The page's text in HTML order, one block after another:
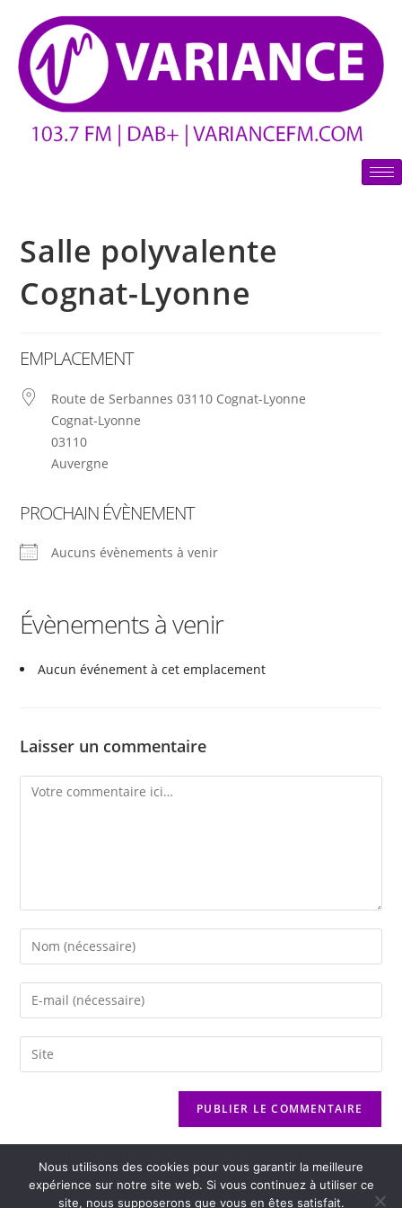
Salle polyvalente
Cognat-Lyonne
EMPLACEMENT
Route de Serbannes 03110 Cognat-Lyonne
Cognat-Lyonne
03110
Auvergne
PROCHAIN ÉVÈNEMENT
Aucuns évènements à venir
Évènements à venir
Aucun événement à cet emplacement
Laisser un commentaire
Nous utilisons des cookies pour vous garantir la meilleure
expérience sur notre site web. Si vous continuez à utiliser ce
site, nous supposerons que vous en êtes satisfait.